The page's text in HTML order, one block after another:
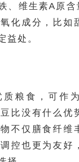
、维生素A原含
化成分，比如
益处。
食，可作为
比没有什么优
不仅膳食纤维
控也更为友好